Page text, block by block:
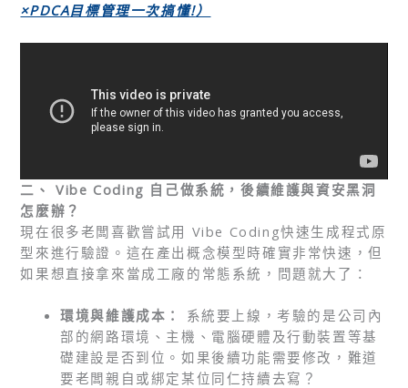
×PDCA目標管理一次搞懂!）
二、 Vibe Coding 自己做系統，後續維護與資安黑洞
怎麼辦？
現在很多老闆喜歡嘗試用 Vibe Coding快速生成程式原
型來進行驗證。這在產出概念模型時確實非常快速，但
如果想直接拿來當成工廠的常態系統，問題就大了：
環境與維護成本：
系統要上線，考驗的是公司內
部的網路環境、主機、電腦硬體及行動裝置等基
礎建設是否到位。如果後續功能需要修改，難道
要老闆親自或綁定某位同仁持續去寫？